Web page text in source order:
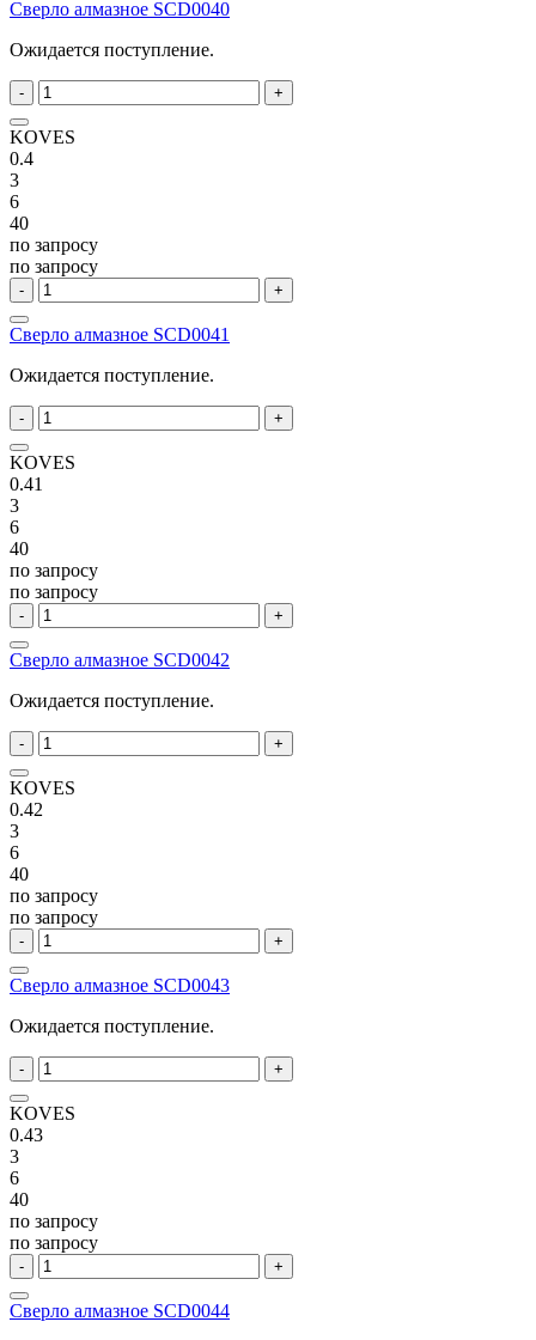
Сверло алмазное SCD0040
Ожидается поступление.
- +
KOVES
0.4
3
6
40
по запросу
по запросу
- +
Сверло алмазное SCD0041
Ожидается поступление.
- +
KOVES
0.41
3
6
40
по запросу
по запросу
- +
Сверло алмазное SCD0042
Ожидается поступление.
- +
KOVES
0.42
3
6
40
по запросу
по запросу
- +
Сверло алмазное SCD0043
Ожидается поступление.
- +
KOVES
0.43
3
6
40
по запросу
по запросу
- +
Сверло алмазное SCD0044